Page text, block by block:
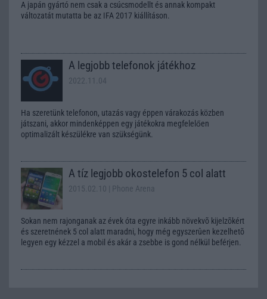
A japán gyártó nem csak a csúcsmodellt és annak kompakt
változatát mutatta be az IFA 2017 kiállításon.
A legjobb telefonok játékhoz
2022.11.04
Ha szeretünk telefonon, utazás vagy éppen várakozás közben
játszani, akkor mindenképpen egy játékokra megfelelően
optimalizált készülékre van szükségünk.
A tíz legjobb okostelefon 5 col alatt
2015.02.10 | Phone Arena
Sokan nem rajonganak az évek óta egyre inkább növekvõ kijelzõkért
és szeretnének 5 col alatt maradni, hogy még egyszerûen kezelhetõ
legyen egy kézzel a mobil és akár a zsebbe is gond nélkül beférjen.